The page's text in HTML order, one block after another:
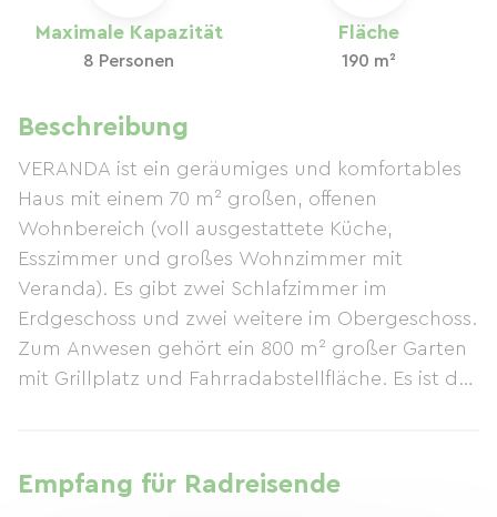
Maximale Kapazität
8 Personen
Fläche
190 m²
Beschreibung
VERANDA ist ein geräumiges und komfortables
Haus mit einem 70 m² großen, offenen
Wohnbereich (voll ausgestattete Küche,
Esszimmer und großes Wohnzimmer mit
Veranda). Es gibt zwei Schlafzimmer im
Erdgeschoss und zwei weitere im Obergeschoss.
Zum Anwesen gehört ein 800 m² großer Garten
mit Grillplatz und Fahrradabstellfläche. Es ist der
Außenbereich. Die Hausverwaltung wohnt in der
Nähe und steht Ihnen für Fragen gerne zur
Empfang für Radreisende